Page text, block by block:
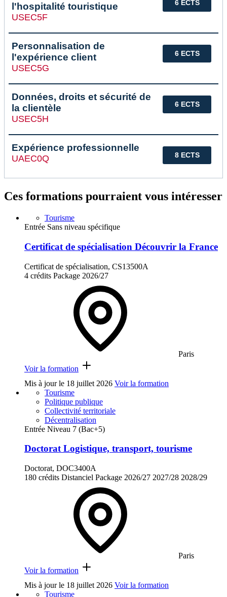
6 ECTS
l'hospitalité touristique
USEC5F
6 ECTS
Personnalisation de
l'expérience client
USEC5G
6 ECTS
Données, droits et sécurité de
la clientèle
USEC5H
8 ECTS
Expérience professionnelle
UAEC0Q
Ces formations pourraient vous intéresser
Tourisme
Entrée Sans niveau spécifique
Certificat de spécialisation Découvrir la France
Certificat de spécialisation, CS13500A
4 crédits Package 2026/27
Paris
Voir la formation
Mis à jour le 18 juillet 2026 Voir la formation
Tourisme
Politique publique
Collectivité territoriale
Décentralisation
Entrée Niveau 7 (Bac+5)
Doctorat Logistique, transport, tourisme
Doctorat, DOC3400A
180 crédits Distanciel Package 2026/27 2027/28 2028/29
Paris
Voir la formation
Mis à jour le 18 juillet 2026 Voir la formation
Tourisme